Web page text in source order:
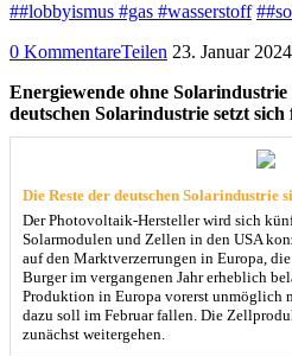
##lobbyismus #gas #wasserstoff
0 KommentareTeilen 23. Januar 2024
Energiewende ohne
deutschen Solarindustrie setzt sich
Die Reste der deutschen Solarindustrie
Der Photovoltaik-Hersteller wird sich
Solarmodulen und Zellen in den USA
auf den Marktverzerrungen in Europa,
Burger im vergangenen Jahr erheblich
Produktion in Europa vorerst unmöglich
dazu soll im Februar fallen. Die
zunächst weitergehen.